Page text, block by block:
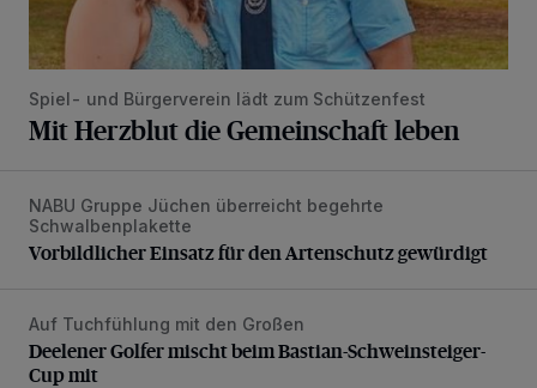
Spiel- und Bürgerverein lädt zum Schützenfest
Mit Herzblut die Gemeinschaft leben
Vorbildlicher Einsatz für den Artenschutz gewürdigt
NABU Gruppe Jüchen überreicht begehrte
Schwalbenplakette
Vorbildlicher Einsatz für den Artenschutz gewürdigt
Deelener Golfer mischt beim Bastian-Schweinsteiger-
Auf Tuchfühlung mit den Großen
Deelener Golfer mischt beim Bastian-Schweinsteiger-
Cup mit